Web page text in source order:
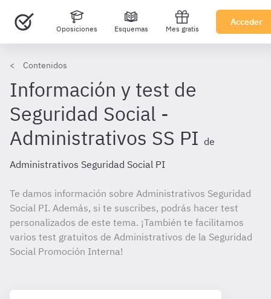
Oposiciones Esquemas Mes gratis
Acceder
Contenidos
Información y test de
Seguridad Social -
Administrativos SS PI de
Administrativos Seguridad Social PI
Te damos información sobre Administrativos Seguridad
Social PI. Además, si te suscribes, podrás hacer test
personalizados de este tema. ¡También te facilitamos
varios test gratuitos de Administrativos de la Seguridad
Social Promoción Interna!